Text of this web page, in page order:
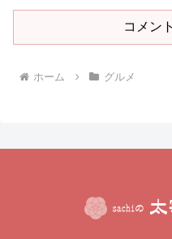
コメン
ホーム グルメ